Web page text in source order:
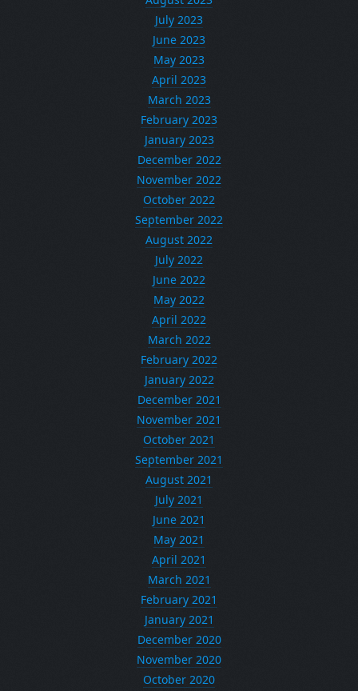
July 2023
June 2023
May 2023
April 2023
March 2023
February 2023
January 2023
December 2022
November 2022
October 2022
September 2022
August 2022
July 2022
June 2022
May 2022
April 2022
March 2022
February 2022
January 2022
December 2021
November 2021
October 2021
September 2021
August 2021
July 2021
June 2021
May 2021
April 2021
March 2021
February 2021
January 2021
December 2020
November 2020
October 2020